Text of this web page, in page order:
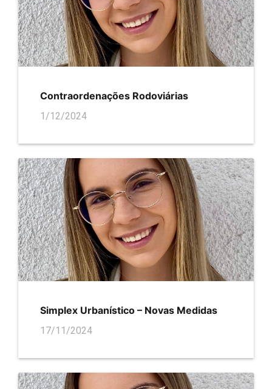
Contraordenações Rodoviárias
1/12/2024
Simplex Urbanístico – Novas Medidas
17/11/2024